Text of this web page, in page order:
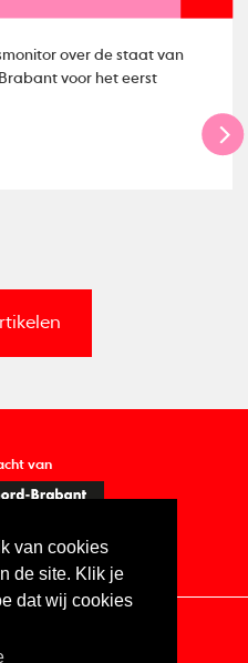
van cookies
de site. Klik je
dat wij cookies
over de staat van
voor het eerst
van